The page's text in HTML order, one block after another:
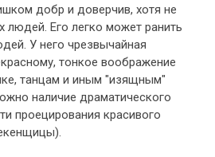
добр и доверчив, хотя не
людей. Его легко может ранить
У него чрезвычайная
тонкое воображение
танцам и иным "изящным"
наличие драматического
проецирования красивого